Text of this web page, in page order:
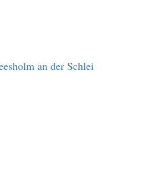
an der Schlei